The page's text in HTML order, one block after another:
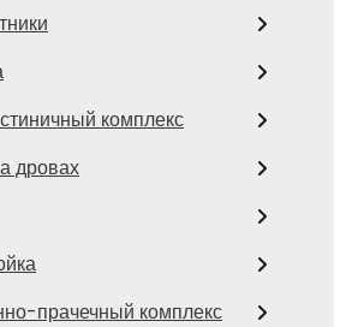
комплекс
дровах
прачечный комплекс